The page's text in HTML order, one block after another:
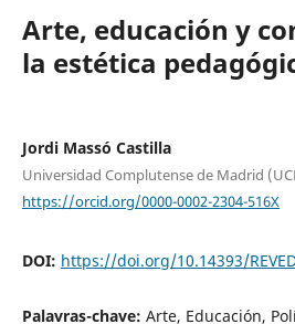
Arte, educación y
la estética
Jordi Massó Castilla
Universidad Complutense de Madrid
https://orcid.org/0000-0002-2304-516X
DOI: https://doi.org/10.14393/
Palavras-chave: Arte, Educación,